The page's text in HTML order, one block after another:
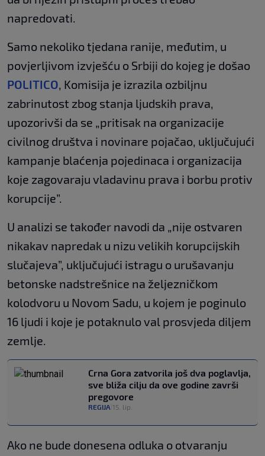
napredovati.
Samo nekoliko tjedana ranije, međutim, u
povjerljivom izvješću o Srbiji do kojeg je došao
POLITICO, Komisija je izrazila ozbiljnu
zabrinutost zbog stanja ljudskih prava,
upozorivši da se „pritisak na organizacije
civilnog društva i novinare pojačao, uključujući
kampanje blaćenja pojedinaca i organizacija
koje zagovaraju vladavinu prava i borbu protiv
korupcije”.
U analizi se također navodi da „nije ostvaren
nikakav napredak u nizu velikih korupcijskih
slučajeva”, uključujući istragu o urušavanju
betonske nadstrešnice na željezničkom
kolodvoru u Novom Sadu, u kojem je poginulo
16 ljudi i koje je potaknulo val prosvjeda diljem
zemlje.
Crna Gora zatvorila još dva poglavlja,
sve bliža cilju da ove godine završi
pregovore
REGIJA 15. lip.
Ako ne bude donesena odluka o otvaranju